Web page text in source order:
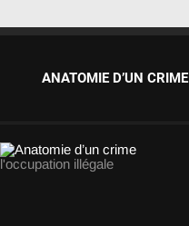
ANATOMIE D’UN CRIME
l'occupation illégale